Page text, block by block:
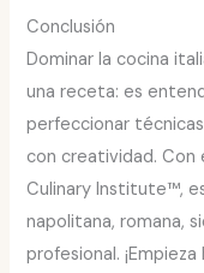
Conclusión
Dominar la cocina
una receta: es
perfeccionar
con creatividad.
Culinary Institute™,
napolitana, romana,
profesional.